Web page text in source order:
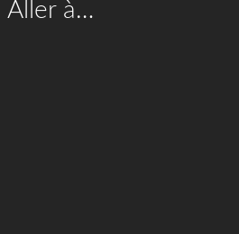
Aller à…